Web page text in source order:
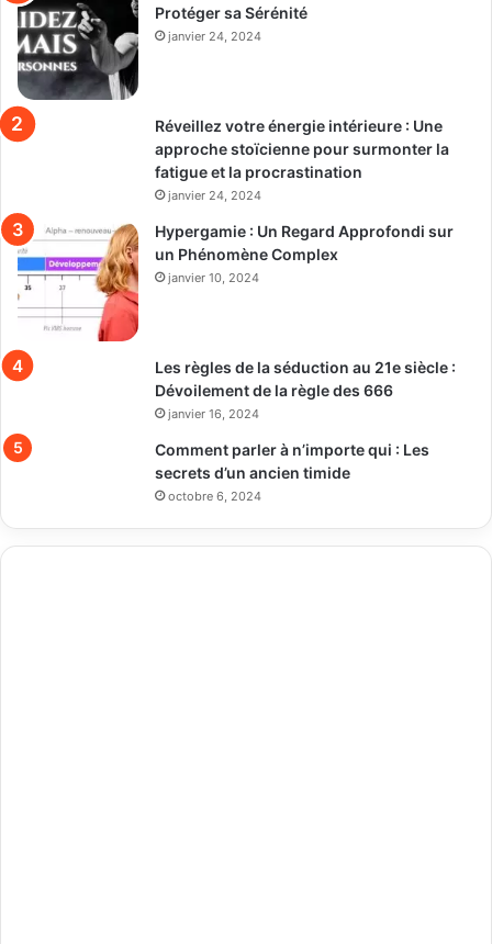
Protéger sa Sérénité
janvier 24, 2024
Réveillez votre énergie intérieure : Une
approche stoïcienne pour surmonter la
fatigue et la procrastination
janvier 24, 2024
Hypergamie : Un Regard Approfondi sur
un Phénomène Complex
janvier 10, 2024
Les règles de la séduction au 21e siècle :
Dévoilement de la règle des 666
janvier 16, 2024
Comment parler à n’importe qui : Les
secrets d’un ancien timide
octobre 6, 2024